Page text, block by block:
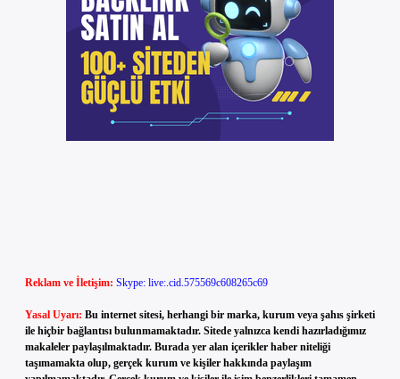
Reklam ve İletişim: Skype: live:.cid.575569c608265c69
Yasal Uyarı: Bu internet sitesi, herhangi bir marka, kurum veya şahıs şirketi
ile hiçbir bağlantısı bulunmamaktadır. Sitede yalnızca kendi hazırladığımız
makaleler paylaşılmaktadır. Burada yer alan içerikler haber niteliği
taşımamakta olup, gerçek kurum ve kişiler hakkında paylaşım